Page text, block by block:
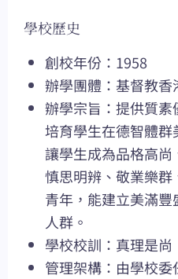
學校歷史
創校年份：1958
辦學團體：基督教香
辦學宗旨：提供質素
培育學生在德智體群
讓學生成為品格高尚
慎思明辨、敬業樂
青年，能建立美滿
人群。
學校校訓：真理是尚
管理架構：由學校